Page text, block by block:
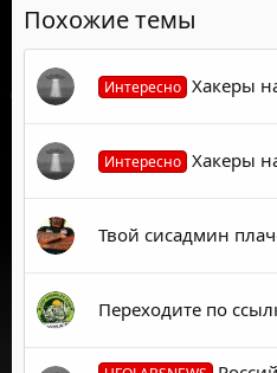
Похожие темы
Интересно Хакеры
Интересно Хакеры
Твой сисадмин
Переходите по